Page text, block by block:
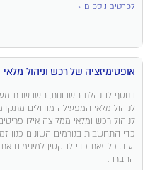
לפרטים נוספים >
אופטימיזציה של רכש וניהול מלאי
לניהול מלאי המפעילה מודולים
לניהול רכש ומלאי ממליצה אילו
כדי התחשבות בגורמים השונים כגון
ועוד. כל זאת כדי להקטין למינימום
החברה.